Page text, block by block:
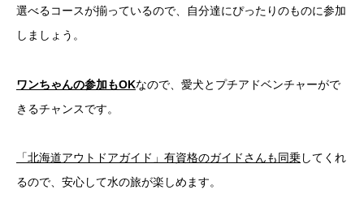
選べるコースが揃っているので、自分達にぴったりのものに参加
しましょう。
ワンちゃんの参加もOKなので、愛犬とプチアドベンチャーがで
きるチャンスです。
「北海道アウトドアガイド」有資格のガイドさんも同乗してくれ
るので、安心して水の旅が楽しめます。